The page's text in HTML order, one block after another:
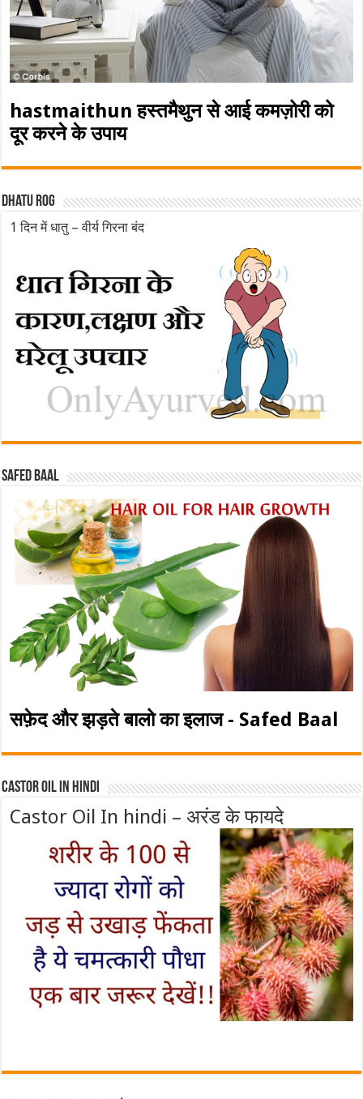
hastmaithun हस्तमैथुन से आई कमज़ोरी को
दूर करने के उपाय
Dhatu rog
1 दिन में धातु – वीर्य गिरना बंद
Safed baal
सफ़ेद और झड़ते बालो का इलाज - Safed Baal
Castor Oil In Hindi
Castor Oil In hindi – अरंड के फायदे